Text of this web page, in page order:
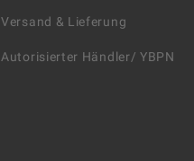
Versand & Lieferung
Autorisierter Händler/ YBPN